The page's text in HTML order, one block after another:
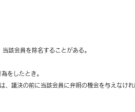
該会員を除名することがある。
をしたとき。
議決の前に当該会員に弁明の機会を与えなけれ